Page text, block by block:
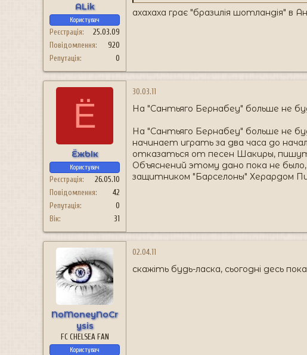
ALik
Користувач
Реєстрація
25.03.09
Повідомлення
920
Репутація
0
ахахаха грає "бразилія шотландія" в
Ё
ЁжЫк
Користувач
Реєстрація
26.05.10
Повідомлення
42
Репутація
0
Вік
31
30.03.11
На "Сантьяго Бернабеу" больше не
На "Сантьяго Бернабеу" больше не
начинает играть за два часа до
отказаться от песен Шакиры,
Объяснений этому дано пока не
защитником "Барселоны" Херардом
NoMoneyNoCr
ysis
FC CHELSEA FAN
Користувач
02.04.11
скажіть будь-ласка, сьогодні десь